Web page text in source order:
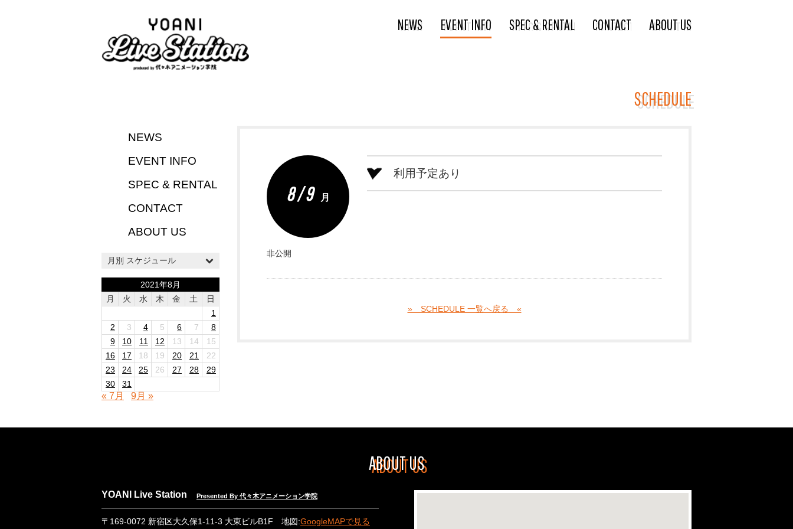
NEWS EVENT INFO SPEC & RENTAL CONTACT ABOUT US
SCHEDULE
NEWS
EVENT INFO
SPEC & RENTAL
CONTACT
ABOUT US
月別 スケジュール
2021年8月
月
火 水 木 金 土
日
1
2
3 4 5 6 7
8
9
10 11 12 13 14
15
16
17 18 19 20 21
22
23
24 25 26 27 28
29
30
31
« 7月 9月 »
8 / 9 月
利用予定あり
非公開
» SCHEDULE 一覧へ戻る «
ABOUT US
YOANI Live Station Presented By 代々木アニメーション学院
〒169-0072 新宿区大久保1-11-3 大東ビルB1F 地図:GoogleMAPで見る